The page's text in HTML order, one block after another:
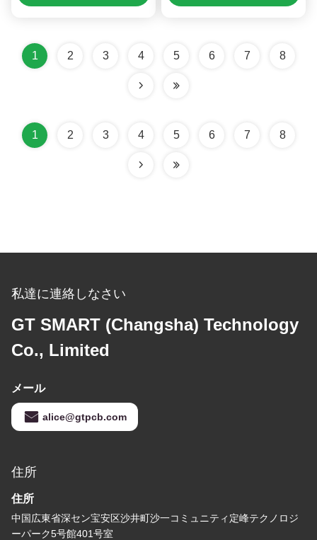
1 2 3 4 5 6 7 8
1 2 3 4 5 6 7 8
私達に連絡しなさい
GT SMART (Changsha) Technology
Co., Limited
メール
alice@gtpcb.com
住所
住所
中国広東省深セン宝安区沙井町沙一コミュニティ定峰テクノロジ
ーパーク5号館401号室